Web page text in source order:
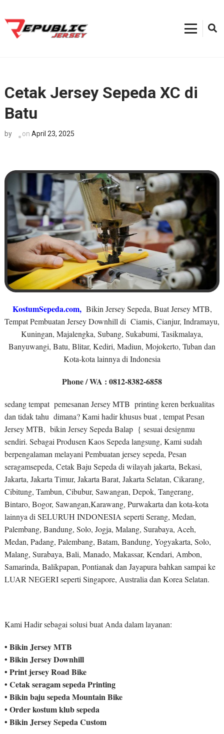
to
content
Kostum Sepeda
0812-8382-6858, Toko Kostum Terdekat, Tempat Buat Jersey Bekasi
Cetak Jersey Sepeda XC di
Batu
by on April 23, 2025
KostumSepeda.com, Bikin Jersey Sepeda, Buat Jersey MTB,
Tempat Pembuatan Jersey Downhill di Ciamis, Cianjur, Indramayu,
Kuningan, Majalengka, Subang, Sukabumi, Tasikmalaya,
Banyuwangi, Batu, Blitar, Kediri, Madiun, Mojokerto, Tuban dan
Kota-kota lainnya di Indonesia
Phone / WA : 0812-8382-6858
sedang tempat pemesanan Jersey MTB printing keren berkualitas
dan tidak tahu dimana? Kami hadir khusus buat , tempat Pesan
Jersey MTB, bikin Jersey Sepeda Balap { sesuai designmu
sendiri. Sebagai Produsen Kaos Sepeda langsung, Kami sudah
berpengalaman melayani Pembuatan jersey sepeda, Pesan
seragamsepeda, Cetak Baju Sepeda di wilayah jakarta, Bekasi,
Jakarta, Jakarta Timur, Jakarta Barat, Jakarta Selatan, Cikarang,
Cibitung, Tambun, Cibubur, Sawangan, Depok, Tangerang,
Bintaro, Bogor, Sawangan,Karawang, Purwakarta dan kota-kota
lainnya di SELURUH INDONESIA seperti Serang, Medan,
Palembang, Bandung, Solo, Jogja, Malang, Surabaya, Aceh,
Medan, Padang, Palembang, Batam, Bandung, Yogyakarta, Solo,
Malang, Surabaya, Bali, Manado, Makassar, Kendari, Ambon,
Samarinda, Balikpapan, Pontianak dan Jayapura bahkan sampai ke
LUAR NEGERI seperti Singapore, Australia dan Korea Selatan.
Kami Hadir sebagai solusi buat Anda dalam layanan:
• Bikin Jersey MTB
• Bikin Jersey Downhill
• Print jersey Road Bike
• Cetak seragam sepeda Printing
• Bikin baju sepeda Mountain Bike
• Order kostum klub sepeda
• Bikin Jersey Sepeda Custom